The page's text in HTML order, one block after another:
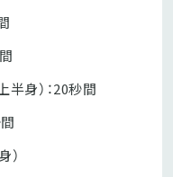
身）：20秒間
）